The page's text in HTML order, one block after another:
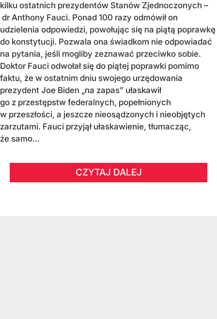
kilku ostatnich prezydentów Stanów Zjednoczonych –
dr Anthony Fauci. Ponad 100 razy odmówił on
udzielenia odpowiedzi, powołując się na piątą poprawkę
do konstytucji. Pozwala ona świadkom nie odpowiadać
na pytania, jeśli mogliby zeznawać przeciwko sobie.
Doktor Fauci odwołał się do piątej poprawki pomimo
faktu, że w ostatnim dniu swojego urzędowania
prezydent Joe Biden „na zapas” ułaskawił
go z przestępstw federalnych, popełnionych
w przeszłości, a jeszcze nieosądzonych i nieobjętych
zarzutami. Fauci przyjął ułaskawienie, tłumacząc,
że samo...
CZYTAJ DALEJ